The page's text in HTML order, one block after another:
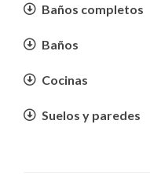
Baños completos
Baños
Cocinas
Suelos y paredes